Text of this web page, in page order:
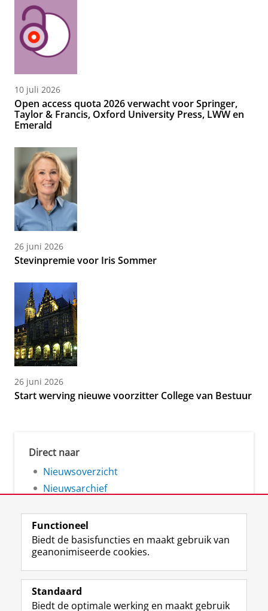
10 juli 2026
Open access quota 2026 verwacht voor Springer,
Taylor & Francis, Oxford University Press, LWW en
Emerald
26 juni 2026
Stevinpremie voor Iris Sommer
26 juni 2026
Start werving nieuwe voorzitter College van Bestuur
Direct naar
Nieuwsoverzicht
Nieuwsarchief
Volg de RUG
F
a
e
L
i
k
R
S
-
I
n
t
Y
o
T
Functioneel
Biedt de basisfuncties en maakt gebruik van
geanonimiseerde cookies.
Standaard
Biedt de optimale werking en maakt gebruik